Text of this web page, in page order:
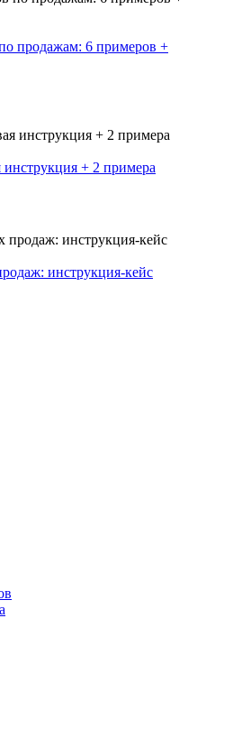
продажам: 6 примеров +
+ 2 примера
инструкция-кейс